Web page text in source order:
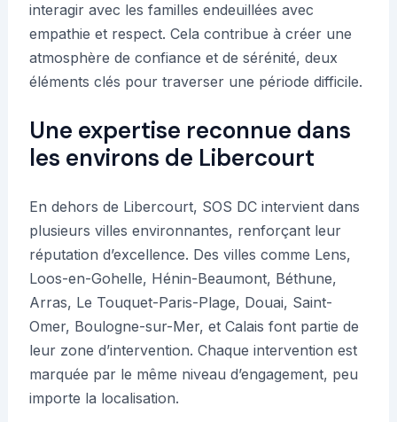
interagir avec les familles endeuillées avec
empathie et respect. Cela contribue à créer une
atmosphère de confiance et de sérénité, deux
éléments clés pour traverser une période difficile.
Une expertise reconnue dans
les environs de Libercourt
En dehors de Libercourt, SOS DC intervient dans
plusieurs villes environnantes, renforçant leur
réputation d’excellence. Des villes comme Lens,
Loos-en-Gohelle, Hénin-Beaumont, Béthune,
Arras, Le Touquet-Paris-Plage, Douai, Saint-
Omer, Boulogne-sur-Mer, et Calais font partie de
leur zone d’intervention. Chaque intervention est
marquée par le même niveau d’engagement, peu
importe la localisation.